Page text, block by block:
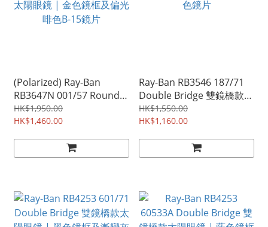
(Polarized) Ray-Ban
RB3647N 001/57 Round
Double Bridge 圓鏡雙橋款
太陽眼鏡 | 金色鏡框及偏光
HK$1,950.00
HK$1,460.00
Ray-Ban RB3546 187/71
Double Bridge 雙鏡橋款太
陽眼鏡 | 黑色鏡框及漸變灰
色鏡片
HK$1,550.00
HK$1,160.00